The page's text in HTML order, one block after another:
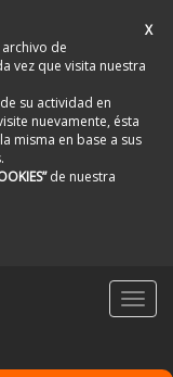
X
de
vez que visita nuestra
su actividad en
nuevamente, ésta
misma en base a sus
de nuestra